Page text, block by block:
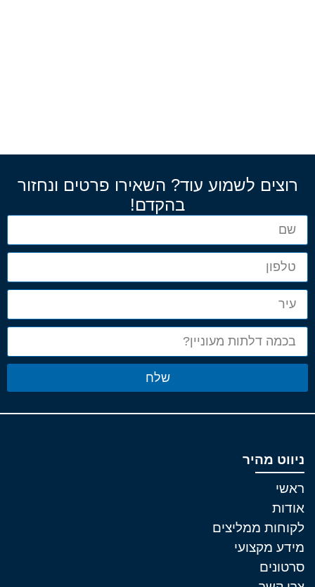
רוצים לשמוע עוד? השאירו פרטים ונחזור
בהקדם!
שלח
ניווט מהיר
ראשי
אודות
לקוחות ממליצים
מידע מקצועי
סרטונים